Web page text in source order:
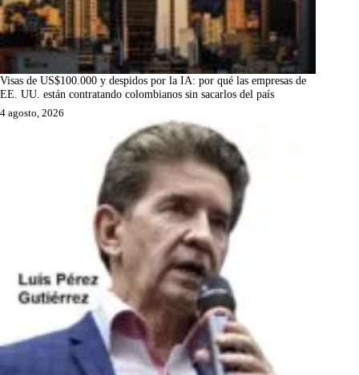
Visas de US$100.000 y despidos por la IA: por qué las empresas de
EE. UU. están contratando colombianos sin sacarlos del país
4 agosto, 2026